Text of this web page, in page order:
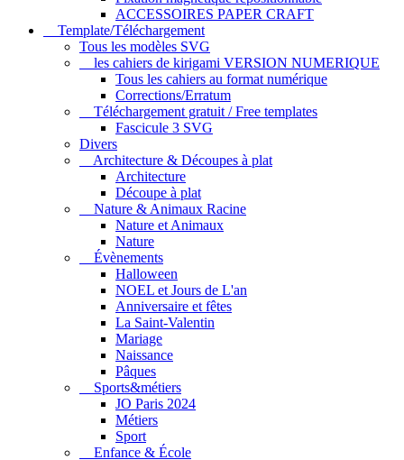
ACCESSOIRES PAPER CRAFT
Template/Téléchargement
Tous les modèles SVG
les cahiers de kirigami VERSION NUMERIQUE
Tous les cahiers au format numérique
Corrections/Erratum
Téléchargement gratuit / Free templates
Fascicule 3 SVG
Divers
Architecture & Découpes à plat
Architecture
Découpe à plat
Nature & Animaux Racine
Nature et Animaux
Nature
Évènements
Halloween
NOEL et Jours de L'an
Anniversaire et fêtes
La Saint-Valentin
Mariage
Naissance
Pâques
Sports&métiers
JO Paris 2024
Métiers
Sport
Enfance & École